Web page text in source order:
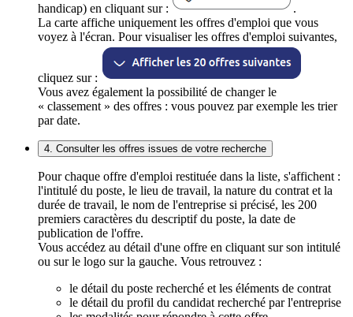
handicap) en cliquant sur :
.
La carte affiche uniquement les offres d'emploi que vous
voyez à l'écran. Pour visualiser les offres d'emploi suivantes,
cliquez sur :
Vous avez également la possibilité de changer le
« classement » des offres : vous pouvez par exemple les trier
par date.
4. Consulter les offres issues de votre recherche
Pour chaque offre d'emploi restituée dans la liste, s'affichent :
l'intitulé du poste, le lieu de travail, la nature du contrat et la
durée de travail, le nom de l'entreprise si précisé, les 200
premiers caractères du descriptif du poste, la date de
publication de l'offre.
Vous accédez au détail d'une offre en cliquant sur son intitulé
ou sur le logo sur la gauche. Vous retrouvez :
le détail du poste recherché et les éléments de contrat
le détail du profil du candidat recherché par l'entreprise